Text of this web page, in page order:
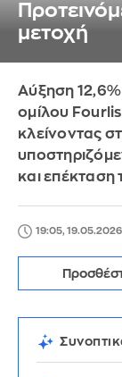
μετοχή
Αύξηση
ομίλου
κλείνοντας
και επέκταση
19:05, 19.05.2026